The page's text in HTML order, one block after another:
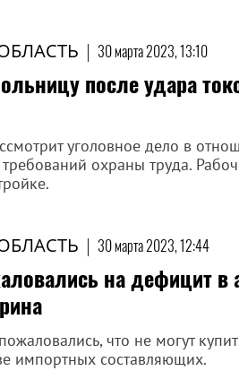
| 30 марта 2023, 13:10
после удара
уголовное дело в
охраны труда.
| 30 марта 2023, 12:44
на дефицит в
что не могут
импортных составляющих.